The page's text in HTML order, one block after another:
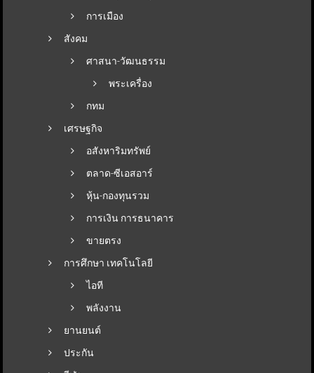
การเมือง
สังคม
ศาสนา-วัฒนธรรม
พระเครื่อง
กทม
เศรษฐกิจ
อสังหาริมทรัพย์
ตลาด-ซีเอสอาร์
หุ้น-กองทุนรวม
การเงิน การธนาคาร
ขายตรง
การศึกษา เทคโนโลยี
ไอที
พลังงาน
ยานยนต์
ประกัน